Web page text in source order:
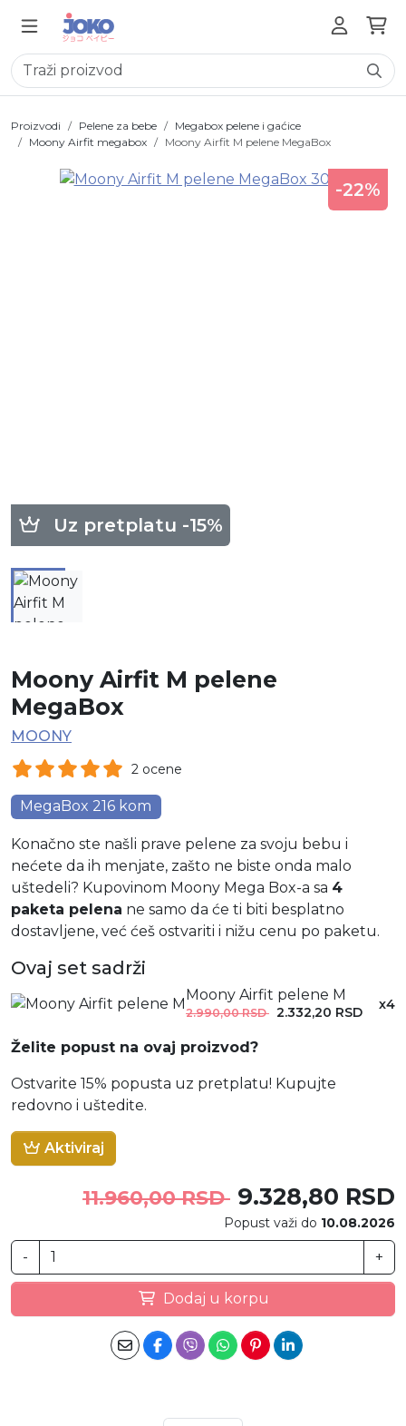
Proizvodi Pelene za bebe
Megabox pelene i gaćice
Moony Airfit megabox
Moony Airfit M pelene MegaBox
-22%
Uz pretplatu -15%
Moony Airfit M pelene
MegaBox
MOONY
2 ocene
MegaBox 216 kom
Konačno ste našli prave pelene za svoju bebu i
nećete da ih menjate, zašto ne biste onda malo
uštedeli? Kupovinom Moony Mega Box-a sa 4
paketa pelena ne samo da će ti biti besplatno
dostavljene, već ćeš ostvariti i nižu cenu po paketu.
Ovaj set sadrži
Moony Airfit pelene M
2.990,00 RSD 2.332,20 RSD x4
Želite popust na ovaj proizvod?
Ostvarite 15% popusta uz pretplatu! Kupujte
redovno i uštedite.
Aktiviraj
11.960,00 RSD 9.328,80 RSD
Popust važi do 10.08.2026
- +
Dodaj u korpu